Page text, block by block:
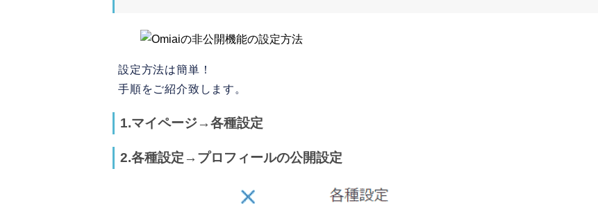
設定方法は簡単！
手順をご紹介致します。
1.マイページ→各種設定
2.各種設定→プロフィールの公開設定